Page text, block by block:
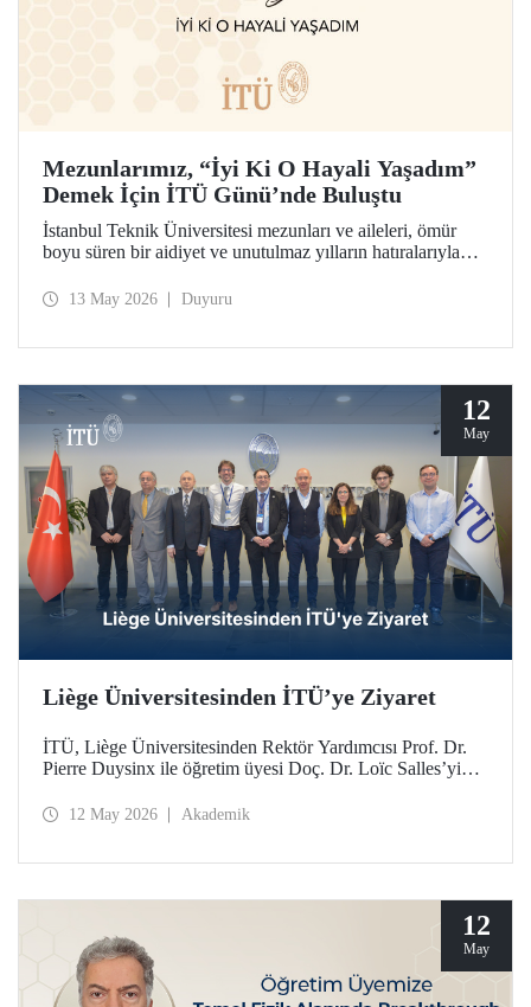
Mezunlarımız, “İyi Ki O Hayali Yaşadım”
Demek İçin İTÜ Günü’nde Buluştu
İstanbul Teknik Üniversitesi mezunları ve aileleri, ömür
boyu süren bir aidiyet ve unutulmaz yılların hatıralarıyla
70 yıl ve ötesine uzanan kuşaklar, İTÜ’lü olabilme
13 May 2026 Duyuru
12
May
Liège Üniversitesinden İTÜ’ye Ziyaret
İTÜ, Liège Üniversitesinden Rektör Yardımcısı Prof. Dr.
Pierre Duysinx ile öğretim üyesi Doç. Dr. Loïc Salles’yi
Ekonomik Misyon kapsamında gerçekleşti.
12 May 2026 Akademik
12
May